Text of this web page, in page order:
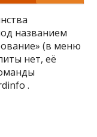
названием
(в меню
нет, её
.